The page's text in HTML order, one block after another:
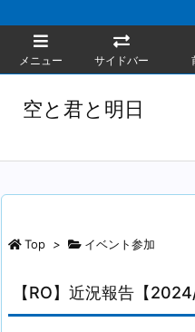
メニュー サイドバー
空と君と明日
Top > イベント参加
【RO】近況報告【